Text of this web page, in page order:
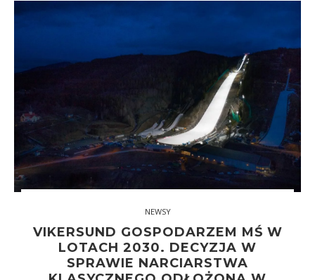
NEWSY
VIKERSUND GOSPODARZEM MŚ W
LOTACH 2030. DECYZJA W
SPRAWIE NARCIARSTWA